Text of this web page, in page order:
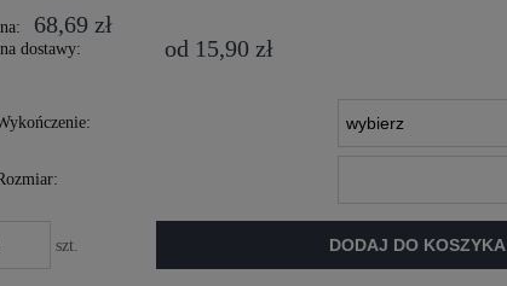
68,69 zł
dostawy: od 15,90 zł
szt. DODAJ DO KOSZYKA